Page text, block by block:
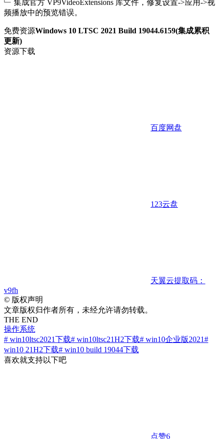
﹂ 集成官方 VP9VideoExtensions 库文件，修复设置->应用->视
频播放中的预览错误。
免费资源Windows 10 LTSC 2021 Build 19044.6159(集成累积
更新)
资源下载
百度网盘
123云盘
天翼云提取码：
v9fh
© 版权声明
文章版权归作者所有，未经允许请勿转载。
THE END
操作系统
# win10ltsc2021下载# win10ltsc21H2下载# win10企业版2021#
win10 21H2下载# win10 build 19044下载
喜欢就支持以下吧
点赞6